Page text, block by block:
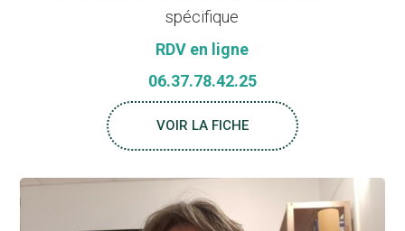
spécifique
RDV en ligne
06.37.78.42.25
VOIR LA FICHE